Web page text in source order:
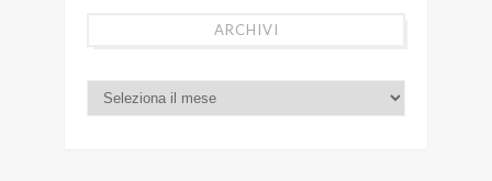
ARCHIVI